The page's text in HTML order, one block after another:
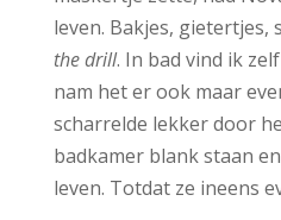
leven. Bakjes, gietertjes,
the drill. In bad vind ik
nam het er ook maar
scharrelde lekker door
badkamer blank staan
leven. Totdat ze ineens